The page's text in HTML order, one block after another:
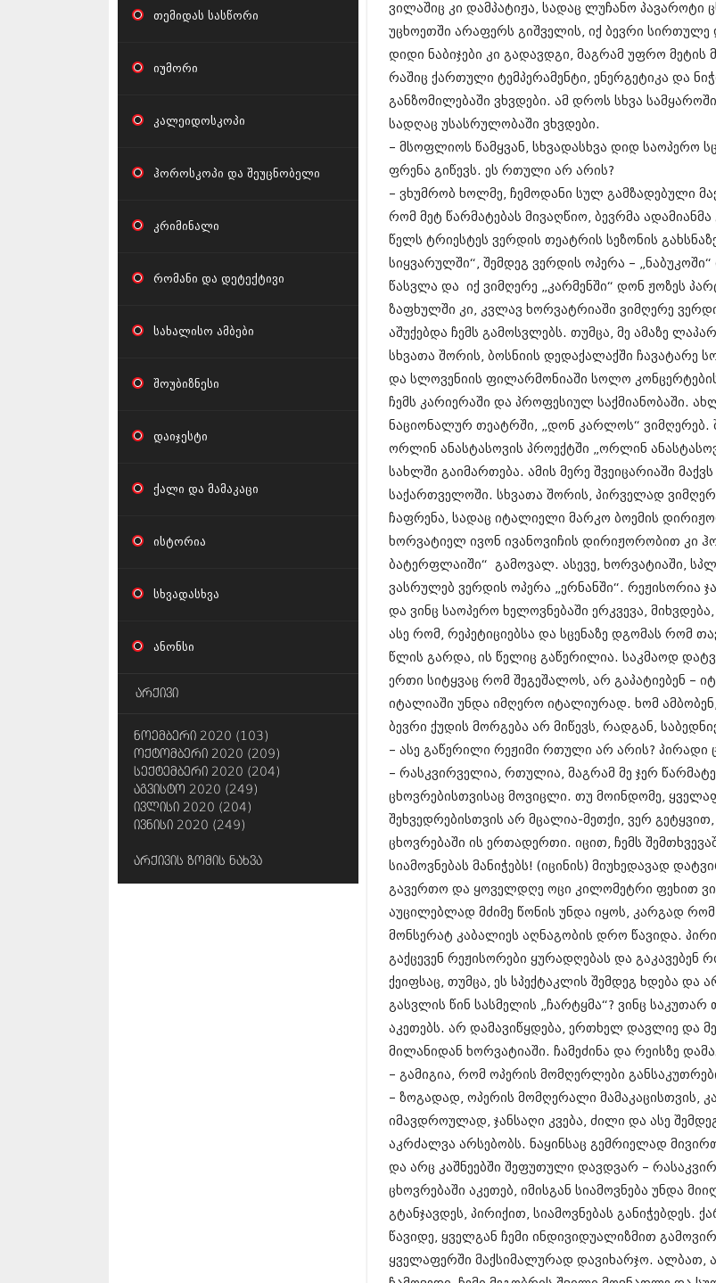
თემიდას სასწორი
იუმორი
კალეიდოსკოპი
ჰოროსკოპი და შეუცნობელი
კრიმინალი
რომანი და დეტექტივი
სახალისო ამბები
შოუბიზნესი
დაიჯესტი
ქალი და მამაკაცი
ისტორია
სხვადასხვა
ანონსი
არქივი
ნოემბერი 2020 (103)
ოქტომბერი 2020 (209)
სექტემბერი 2020 (204)
აგვისტო 2020 (249)
ივლისი 2020 (204)
ივნისი 2020 (249)
არქივის ზომის ნახვა
ვილაშიც კი დამპატიჟა, სადაც ლუჩანო
უცხოეთში არაფერს გიშველის, იქ ბევრი
დიდი ნაბიჯები კი გადავდგი, მაგრამ უფრო მეტის
რაშიც ქართული ტემპერამენტი, ენერგეტიკა და
განზომილებაში ვხვდები. ამ დროს სხვა
სადღაც უსასრულობაში ვხვდები.
– მსოფლიოს წამყვან, სხვადასხვა დიდ საოპერო
ფრენა გიწევს. ეს რთული არ არის?
– ვხუმრობ ხოლმე, ჩემოდანი სულ გამზადებული
რომ მეტ წარმატებას მივაღწიო, ბევრმა
წელს ტრიესტეს ვერდის თეატრის სეზონის
სიყვარულში“, შემდეგ ვერდის ოპერა –
წასვლა და იქ ვიმღერე „კარმენში“ დონ ჟოზეს
ზაფხულში კი, კვლავ ხორვატრიაში ვიმღერე
აშუქებდა ჩემს გამოსვლებს. თუმცა, მე ამაზე
სხვათა შორის, ბოსნიის დედაქალაქში ჩავატარე
და სლოვენიის ფილარმონიაში სოლო
ჩემს კარიერაში და პროფესიულ საქმიანობაში.
ნაციონალურ თეატრში, „დონ კარლოს“ ვიმღერებ.
ორლინ ანასტასოვის პროექტში „ორლინ
სახლში გაიმართება. ამის მერე შვეიცარიაში
საქართველოში. სხვათა შორის, პირველად
ჩაფრენა, სადაც იტალიელი მარკო ბოემის
ხორვატიელ ივონ ივანოვიჩის დირიჟორობით კი
ბატერფლაიში“ გამოვალ. ასევე, ხორვატიაში,
ვასრულებ ვერდის ოპერა „ერნანში“. რეჟისორია
და ვინც საოპერო ხელოვნებაში ერკვევა,
ასე რომ, რეპეტიციებსა და სცენაზე დგომას რომ
წლის გარდა, ის წელიც გაწერილია. საკმაოდ
ერთი სიტყვაც რომ შეგეშალოს, არ გაპატიებენ –
იტალიაში უნდა იმღერო იტალიურად. ხომ
ბევრი ქუდის მორგება არ მიწევს, რადგან,
– ასე გაწერილი რეჟიმი რთული არ არის? პირადი
– რასკვირველია, რთულია, მაგრამ მე ჯერ
ცხოვრებისთვისაც მოვიცლი. თუ მოინდომე,
შეხვედრებისთვის არ მცალია-მეთქი, ვერ
ცხოვრებაში ის ერთადერთი. იცით, ჩემს
სიამოვნებას მანიჭებს! (იცინის) მიუხედავად
გავერთო და ყოველდღე ოცი კილომეტრი ფეხით
აუცილებლად მძიმე წონის უნდა იყოს, კარგად
მონსერატ კაბალიეს აღნაგობის დრო წავიდა.
გაქცევენ რეჟისორები ყურადღებას და
ქეიფსაც, თუმცა, ეს სპექტაკლის შემდეგ ხდება და
გასვლის წინ სასმელის „ჩარტყმა“? ვინც
აკეთებს. არ დამავიწყდება, ერთხელ დავლიე და
მილანიდან ხორვატიაში. ჩამეძინა და რეისზე
– გამიგია, რომ ოპერის მომღერლები
– ზოგადად, ოპერის მომღერალი მამაკაცისთვის,
იმავდროულად, ჯანსაღი კვება, ძილი და ასე
აკრძალვა არსებობს. ნაყინსაც გემრიელად
და არც კაშნეებში შეფუთული დავდვარ –
ცხოვრებაში აკეთებ, იმისგან სიამოვნება უნდა
გტანჯავდეს, პირიქით, სიამოვნებას განიჭებდეს.
წავიდე, ყველგან ჩემი ინდივიდუალიზმით
ყველაფერში მაქსიმალურად დავიხარჯო. ალბათ,